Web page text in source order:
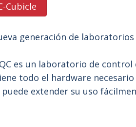
Cubicle
generación de
es un laboratorio de
todo el hardware
puede extender su uso